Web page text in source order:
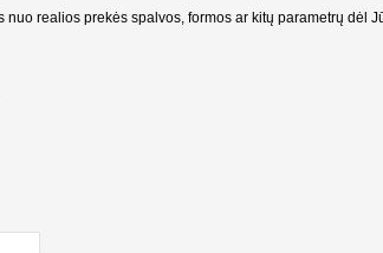
nuo realios prekės spalvos, formos ar kitų parametrų dėl